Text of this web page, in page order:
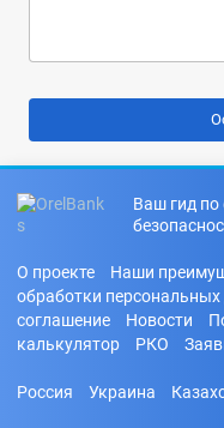
Ваш гид
О проекте Наши
обработки
соглашение
Новости
калькулятор
РКО
Россия Украина